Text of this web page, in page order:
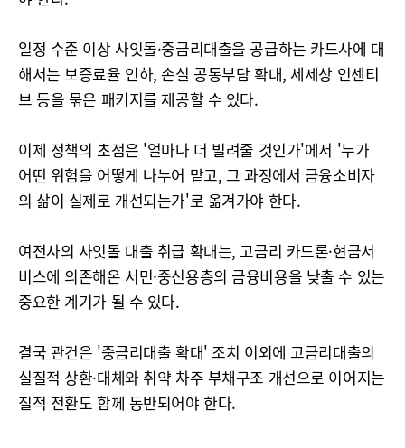
일정 수준 이상 사잇돌·중금리대출을 공급하는 카드사에 대
해서는 보증료율 인하, 손실 공동부담 확대, 세제상 인센티
브 등을 묶은 패키지를 제공할 수 있다.
이제 정책의 초점은 '얼마나 더 빌려줄 것인가'에서 '누가
어떤 위험을 어떻게 나누어 맡고, 그 과정에서 금융소비자
의 삶이 실제로 개선되는가'로 옮겨가야 한다.
여전사의 사잇돌 대출 취급 확대는, 고금리 카드론·현금서
비스에 의존해온 서민·중신용층의 금융비용을 낮출 수 있는
중요한 계기가 될 수 있다.
결국 관건은 '중금리대출 확대' 조치 이외에 고금리대출의
실질적 상환·대체와 취약 차주 부채구조 개선으로 이어지는
질적 전환도 함께 동반되어야 한다.